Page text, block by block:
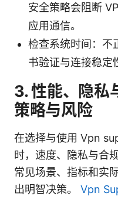
安全策略会阻断
应用通信。
检查系统时间：不
书验证与连接稳定
3. 性能、隐私
策略与风险
在选择与使用 Vpn
时，速度、隐私与合
常见场景、指标和实
出明智决策。 Vpn